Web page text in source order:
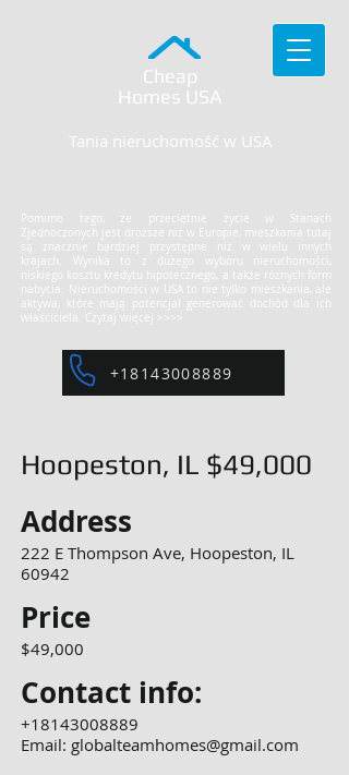
Cheap
Homes USA
Pomimo tego, że przeciętnie życie w Stanach
Zjednoczonych jest droższe niż w Europie, mieszkania tutaj
są znacznie bardziej przystępne niż w wielu innych
krajach. Wynika to z dużego wyboru nieruchomości,
niskiego kosztu kredytu hipotecznego, a także różnych form
nabycia. Nieruchomości w USA to nie tylko mieszkania, ale
aktywa, które mają potencjał generować dochód dla ich
właściciela. Czytaj więcej >>>>
Tania nieruchomość w USA
+18143008889
Hoopeston, IL $49,000
Address
222 E Thompson Ave, Hoopeston, IL
60942
Price
$49,000
Contact info:
+18143008889
Email: globalteamhomes@gmail.com